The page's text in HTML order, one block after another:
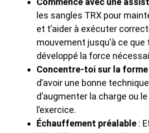
les sangles TRX pour
et t’aider à exécuter
mouvement jusqu’à ce que
développé la force
Concentre-toi sur la forme
d’avoir une bonne
d’augmenter la charge ou
l’exercice.
Échauffement préalable :